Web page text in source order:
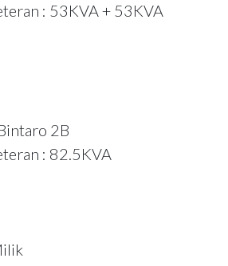
: 53KVA + 53KVA
2B
: 82.5KVA